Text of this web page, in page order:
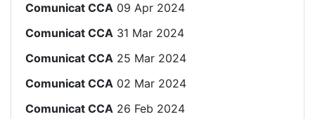
Comunicat CCA 09 Apr 2024
Comunicat CCA 31 Mar 2024
Comunicat CCA 25 Mar 2024
Comunicat CCA 02 Mar 2024
Comunicat CCA 26 Feb 2024